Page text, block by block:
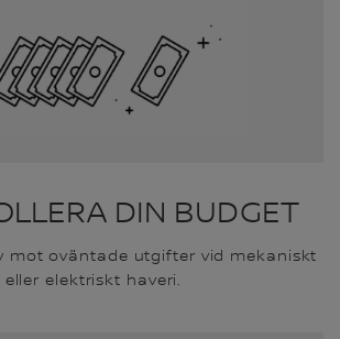
DIN BUDGET
mot oväntade utgifter vid mekaniskt
eller elektriskt haveri.